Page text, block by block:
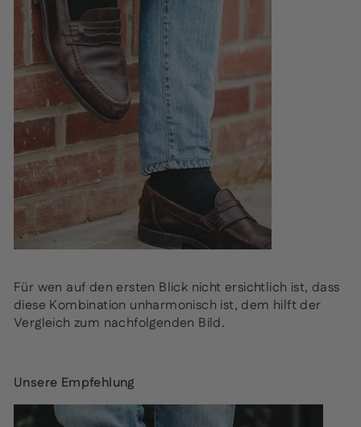
Für wen auf den ersten Blick nicht ersichtlich ist, dass
diese Kombination unharmonisch ist, dem hilft der
Vergleich zum nachfolgenden Bild.
Unsere Empfehlung